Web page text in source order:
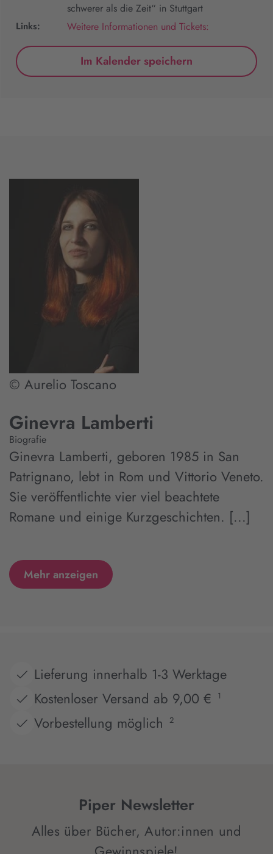
schwerer als die Zeit“ in Stuttgart
Links: Weitere Informationen und Tickets:
Im Kalender speichern
© Aurelio Toscano
Ginevra Lamberti
Biografie
Ginevra Lamberti, geboren 1985 in San
Patrignano, lebt in Rom und Vittorio Veneto.
Sie veröffentlichte vier viel beachtete
Romane und einige Kurzgeschichten. [...]
Mehr anzeigen
Lieferung innerhalb 1-3 Werktage
Kostenloser Versand ab 9,00 €
1
Vorbestellung möglich 2
Piper Newsletter
Alles über Bücher, Autor:innen und